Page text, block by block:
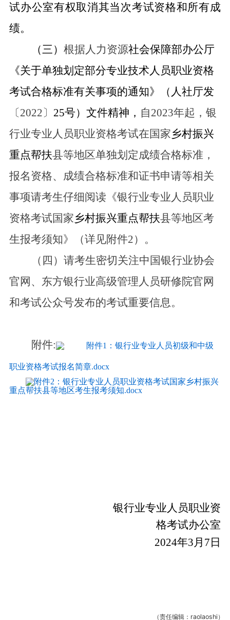
试办公室有权取消其当次考试资格和所有成
绩。
（三）根据人力资源社会保障部办公厅
《关于单独划定部分专业技术人员职业资格
考试合格标准有关事项的通知》（人社厅发
〔2022〕 25号）文件精神， 自2023年起，银
行业专业人员职业资格考试在国家乡村振兴
重点帮扶县等地区单独划定成绩合格标准，
报名资格、成绩合格标准和证书申请等相关
事项请考生仔细阅读《银行业专业人员职业
资格考试国家乡村振兴重点帮扶县等地区考
生报考须知》（详见附件2）。
（四）请考生密切关注中国银行业协会
官网、东方银行业高级管理人员研修院官网
和考试公众号发布的考试重要信息。
附件: 附件1：银行业专业人员初级和中级
职业资格考试报名简章.docx
附件2：银行业专业人员职业资格考试国家乡村振兴
重点帮扶县等地区考生报考须知.docx
银行业专业人员职业资
格考试办公室
2024年3月7日
（责任编辑：raolaoshi）